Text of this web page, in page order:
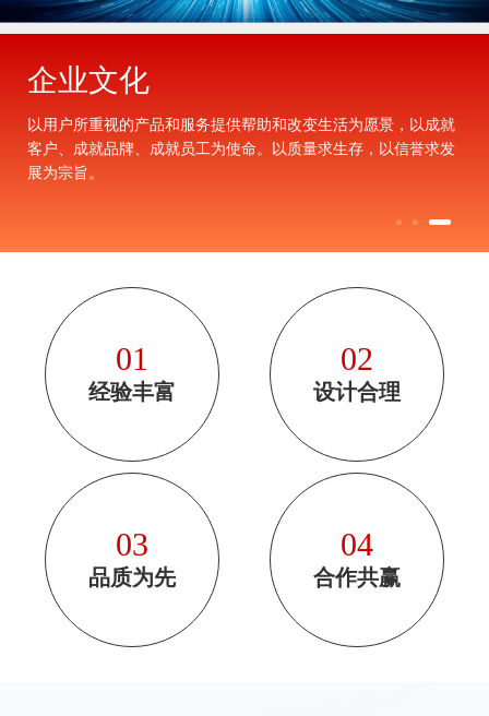
企业文化
以用户所重视的产品和服务提供帮助和改变生活为愿景，以成就
客户、成就品牌、成就员工为使命。以质量求生存，以信誉求发
展为宗旨。
01
经验丰富
02
设计合理
03
品质为先
04
合作共赢